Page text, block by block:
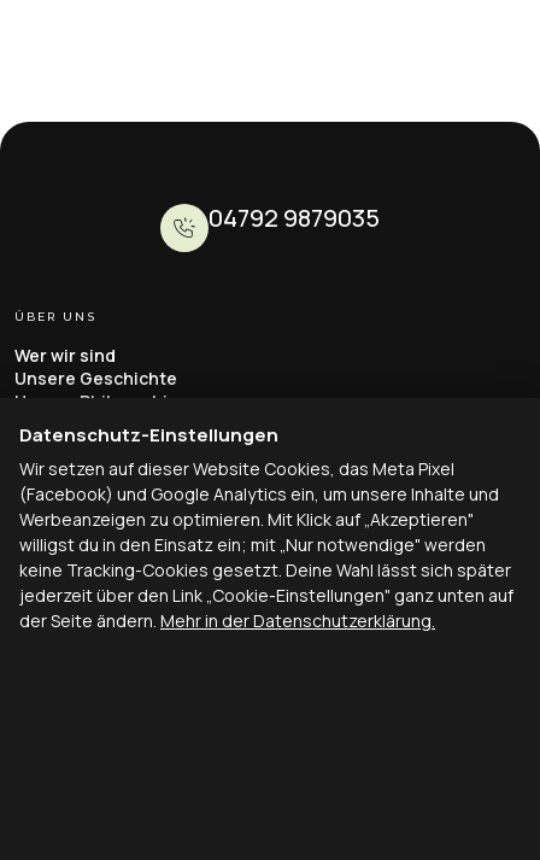
Datenschutz-Einstellungen
Wir setzen auf dieser Website Cookies, das Meta Pixel
(Facebook) und Google Analytics ein, um unsere Inhalte und
Werbeanzeigen zu optimieren. Mit Klick auf „Akzeptieren"
willigst du in den Einsatz ein; mit „Nur notwendige" werden
keine Tracking-Cookies gesetzt. Deine Wahl lässt sich später
jederzeit über den Link „Cookie-Einstellungen" ganz unten auf
der Seite ändern. Mehr in der Datenschutzerklärung.
04792 9879035
ÜBER UNS
Wer wir sind
Unsere Geschichte
Unsere Philosophie
Erfahrungsberichte
Kontakt
AUS- & WEITERBILDUNG
Tierheilpraktiker
Pferdeosteopathie
Ernährungsberater
Tierhomöopathie
Seminare & Workshops